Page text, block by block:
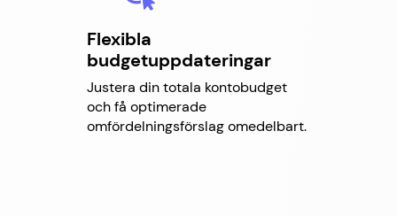
Flexibla
budgetuppdateringar
Justera din totala kontobudget
och få optimerade
omfördelningsförslag omedelbart.